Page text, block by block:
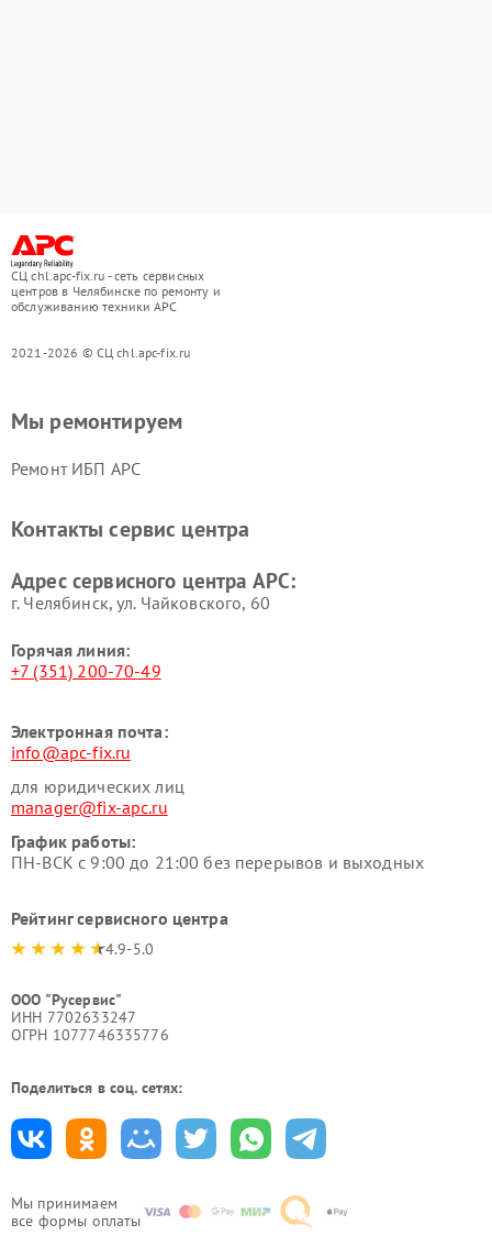
СЦ chl.apc-fix.ru - сеть сервисных
центров в Челябинске по ремонту и
обслуживанию техники APC
2021-2026 © СЦ chl.apc-fix.ru
Мы принимаем
все формы оплаты
Мы ремонтируем
Ремонт ИБП APC
Контакты сервис центра
Адрес сервисного центра APC:
г. Челябинск, ул. Чайковского, 60
Горячая линия:
+7 (351) 200-70-49
Электронная почта:
info@apc-fix.ru
для юридических лиц
manager@fix-apc.ru
График работы:
ПН-ВСК с 9:00 до 21:00 без перерывов и выходных
Рейтинг сервисного центра
4.9-5.0
ООО "Русервис"
ИНН 7702633247
ОГРН 1077746335776
Поделиться в соц. сетях: